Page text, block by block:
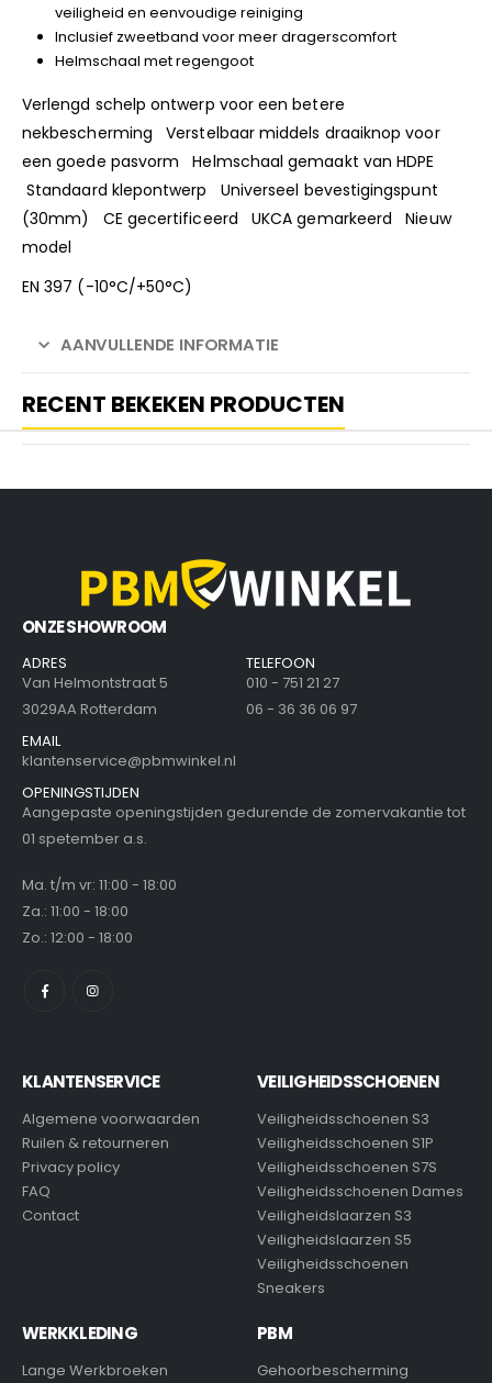
veiligheid en eenvoudige reiniging
Inclusief zweetband voor meer dragerscomfort
Helmschaal met regengoot
Verlengd schelp ontwerp voor een betere
nekbescherming Verstelbaar middels draaiknop voor
een goede pasvorm Helmschaal gemaakt van HDPE
Standaard klepontwerp Universeel bevestigingspunt
(30mm) CE gecertificeerd UKCA gemarkeerd Nieuw
model
EN 397 (-10°C/+50°C)
AANVULLENDE INFORMATIE
RECENT BEKEKEN PRODUCTEN
ONZE SHOWROOM
ADRES
Van Helmontstraat 5
3029AA Rotterdam
TELEFOON
010 - 751 21 27
06 - 36 36 06 97
EMAIL
klantenservice@pbmwinkel.nl
OPENINGSTIJDEN
Aangepaste openingstijden gedurende de zomervakantie tot
01 spetember a.s.
Ma. t/m vr: 11:00 - 18:00
Za.: 11:00 - 18:00
Zo.: 12:00 - 18:00
KLANTENSERVICE
Algemene voorwaarden
Ruilen & retourneren
Privacy policy
FAQ
Contact
VEILIGHEIDSSCHOENEN
Veiligheidsschoenen S3
Veiligheidsschoenen S1P
Veiligheidsschoenen S7S
Veiligheidsschoenen Dames
Veiligheidslaarzen S3
Veiligheidslaarzen S5
Veiligheidsschoenen
Sneakers
WERKKLEDING
Lange Werkbroeken
PBM
Gehoorbescherming